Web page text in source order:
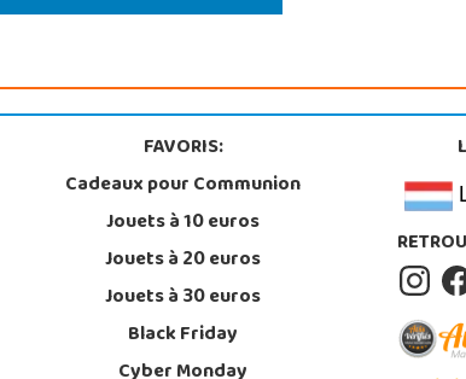
FAVORIS:
Cadeaux pour Communion
Jouets à 10 euros
Jouets à 20 euros
Jouets à 30 euros
Black Friday